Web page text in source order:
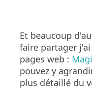
Et beaucoup
faire partager
pages web :
pouvez y
plus détaillé du